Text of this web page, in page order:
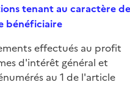
tenant au caractère
bénéficiaire
effectués au profit
d'intérêt général et
au 1 de l'article